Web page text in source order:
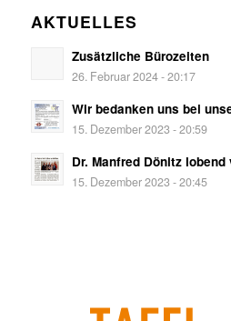
AKTUELLES
Zusätzliche Bürozeiten
26. Februar 2024 - 20:17
Wir bedanken uns bei
15. Dezember 2023 - 20:59
Dr. Manfred Dönitz
15. Dezember 2023 - 20:45